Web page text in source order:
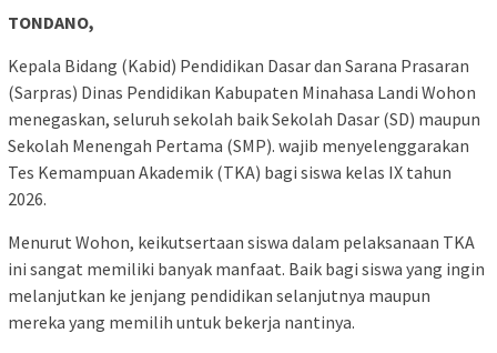
TONDANO,
Kepala Bidang (Kabid) Pendidikan Dasar dan Sarana Prasaran
(Sarpras) Dinas Pendidikan Kabupaten Minahasa Landi Wohon
menegaskan, seluruh sekolah baik Sekolah Dasar (SD) maupun
Sekolah Menengah Pertama (SMP). wajib menyelenggarakan
Tes Kemampuan Akademik (TKA) bagi siswa kelas IX tahun
2026.
Menurut Wohon, keikutsertaan siswa dalam pelaksanaan TKA
ini sangat memiliki banyak manfaat. Baik bagi siswa yang ingin
melanjutkan ke jenjang pendidikan selanjutnya maupun
mereka yang memilih untuk bekerja nantinya.